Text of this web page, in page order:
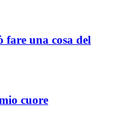
una cosa del
cuore